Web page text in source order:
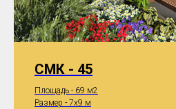
СМК - 45
Площадь - 69 м2
Размер - 7x9 м